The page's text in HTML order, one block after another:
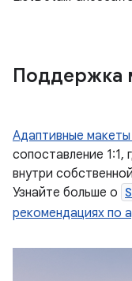
Поддержка
Адаптивные
сопоставление 1:1,
внутри
Узнайте больше о
рекомендациях по